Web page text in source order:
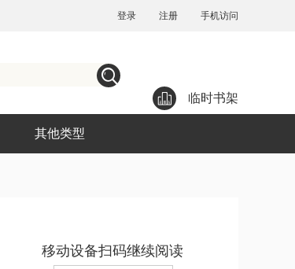
登录 注册 手机访问
临时书架
其他类型
移动设备扫码继续阅读